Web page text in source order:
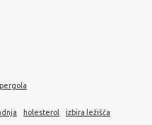
holesterol izbira ležišča